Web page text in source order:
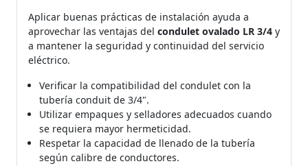
Aplicar buenas prácticas de instalación ayuda a
aprovechar las ventajas del condulet ovalado LR 3/4 y
a mantener la seguridad y continuidad del servicio
eléctrico.
Verificar la compatibilidad del condulet con la
tubería conduit de 3/4".
Utilizar empaques y selladores adecuados cuando
se requiera mayor hermeticidad.
Respetar la capacidad de llenado de la tubería
según calibre de conductores.